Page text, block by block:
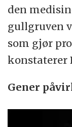
den
gullgruven
som gjør
konstaterer
Gener